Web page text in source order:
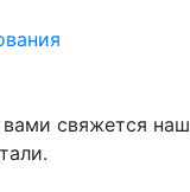
свяжется наш